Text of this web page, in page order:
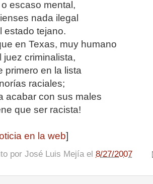
o escaso mental,
nada ilegal
estado tejano.
en Texas, muy humano
juez criminalista,
primero en la lista
raciales;
acabar con sus males
que ser racista!
en la web]
por José Luis Mejía el 8/27/2007